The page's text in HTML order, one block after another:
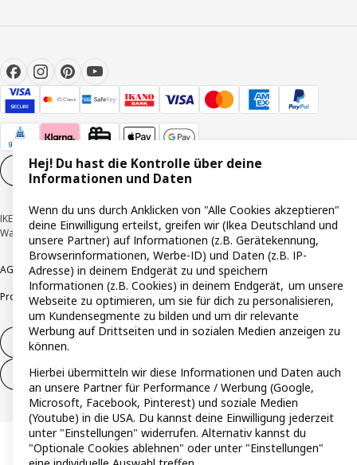
Cookie-Einstellungen DE
IKEA Deutschland GmbH & Co. KG - Am Wandersmann 2-4, 65719 Hofheim-
Wallau © Inter IKEA Systems B.V. 1999-2026
AGB Barrierefreiheit Cookie-RichtlinieDatenschutzerklärungImpressum
ProduktrückrufeResponsible DisclosureVertrauensstelle
Vertrag widerrufen
Vertrag widerrufen (Services & Leistungen)
Hej! Du hast die Kontrolle über deine
Informationen und Daten
Wenn du uns durch Anklicken von "Alle Cookies akzeptieren"
deine Einwilligung erteilst, greifen wir (Ikea Deutschland und
unsere Partner) auf Informationen (z.B. Gerätekennung,
Browserinformationen, Werbe-ID) und Daten (z.B. IP-
Adresse) in deinem Endgerät zu und speichern
Informationen (z.B. Cookies) in deinem Endgerät, um unsere
Webseite zu optimieren, um sie für dich zu personalisieren,
um Kundensegmente zu bilden und um dir relevante
Werbung auf Drittseiten und in sozialen Medien anzeigen zu
können.
Hierbei übermitteln wir diese Informationen und Daten auch
an unsere Partner für Performance / Werbung (Google,
Microsoft, Facebook, Pinterest) und soziale Medien
(Youtube) in die USA. Du kannst deine Einwilligung jederzeit
unter "Einstellungen" widerrufen. Alternativ kannst du
"Optionale Cookies ablehnen" oder unter "Einstellungen"